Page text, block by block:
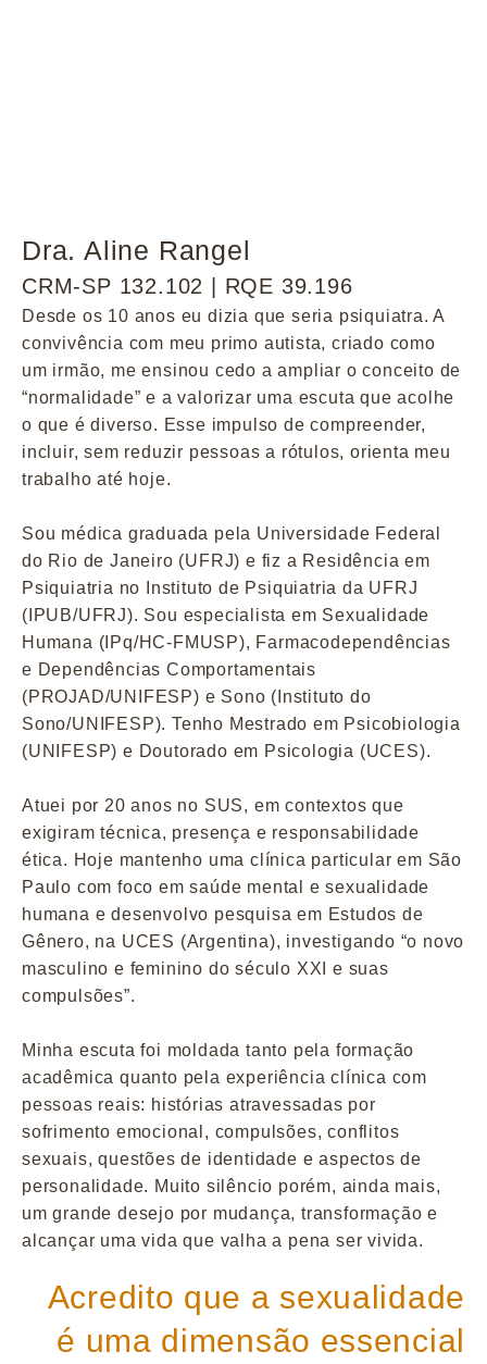
Dra. Aline Rangel
CRM-SP 132.102 | RQE 39.196
Desde os 10 anos eu dizia que seria psiquiatra. A
convivência com meu primo autista, criado como
um irmão, me ensinou cedo a ampliar o conceito de
“normalidade” e a valorizar uma escuta que acolhe
o que é diverso. Esse impulso de compreender,
incluir, sem reduzir pessoas a rótulos, orienta meu
trabalho até hoje.
Sou médica graduada pela Universidade Federal
do Rio de Janeiro (UFRJ) e fiz a Residência em
Psiquiatria no Instituto de Psiquiatria da UFRJ
(IPUB/UFRJ). Sou especialista em Sexualidade
Humana (IPq/HC-FMUSP), Farmacodependências
e Dependências Comportamentais
(PROJAD/UNIFESP) e Sono (Instituto do
Sono/UNIFESP). Tenho Mestrado em Psicobiologia
(UNIFESP) e Doutorado em Psicologia (UCES).
Atuei por 20 anos no SUS, em contextos que
exigiram técnica, presença e responsabilidade
ética. Hoje mantenho uma clínica particular em São
Paulo com foco em saúde mental e sexualidade
humana e desenvolvo pesquisa em Estudos de
Gênero, na UCES (Argentina), investigando “o novo
masculino e feminino do século XXI e suas
compulsões”.
Minha escuta foi moldada tanto pela formação
acadêmica quanto pela experiência clínica com
pessoas reais: histórias atravessadas por
sofrimento emocional, compulsões, conflitos
sexuais, questões de identidade e aspectos de
personalidade. Muito silêncio porém, ainda mais,
um grande desejo por mudança, transformação e
alcançar uma vida que valha a pena ser vivida.
Acredito que a sexualidade
é uma dimensão essencial